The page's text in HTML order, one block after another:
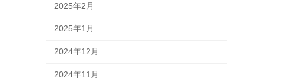
2025年2月
2025年1月
2024年12月
2024年11月